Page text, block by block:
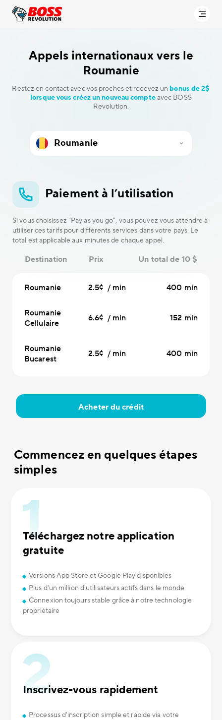
Appels internationaux vers le
Roumanie
Restez en contact avec vos proches et recevez un bonus de 2$
lorsque vous créez un nouveau compteavec BOSS
Revolution.
Paiement à l’utilisation
Si vous choisissez "Pay as you go", vous pouvez vous attendre à
utiliser ces tarifs pour différents services dans votre pays. Le
total est applicable aux minutes de chaque appel.
Destination Prix Un total de 10 $
Roumanie 2.5¢ / min 400 min
Roumanie
Cellulaire
6.6¢ / min 152 min
Roumanie
Bucarest
2.5¢ / min 400 min
Acheter du crédit
Commencez en quelques étapes
simples
Téléchargez notre application
gratuite
Versions App Store et Google Play disponibles
Plus d'un million d'utilisateurs actifs dans le monde
Connexion toujours stable grâce à notre technologie
propriétaire
Inscrivez-vous rapidement
Processus d'inscription simple et rapide via votre